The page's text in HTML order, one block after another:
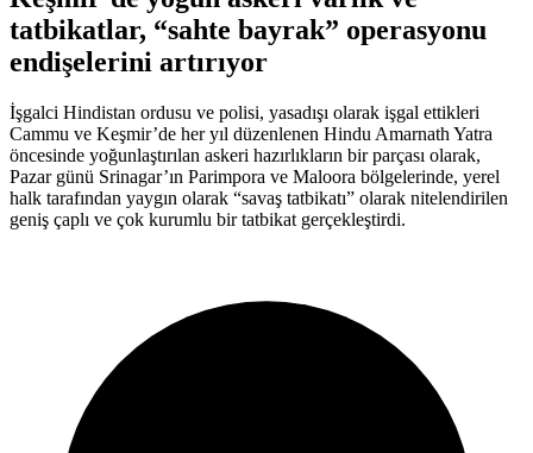
tatbikatlar, “sahte bayrak” operasyonu
endişelerini artırıyor
İşgalci Hindistan ordusu ve polisi, yasadışı olarak işgal ettikleri
Cammu ve Keşmir’de her yıl düzenlenen Hindu Amarnath Yatra
öncesinde yoğunlaştırılan askeri hazırlıkların bir parçası olarak,
Pazar günü Srinagar’ın Parimpora ve Maloora bölgelerinde, yerel
halk tarafından yaygın olarak “savaş tatbikatı” olarak nitelendirilen
geniş çaplı ve çok kurumlu bir tatbikat gerçekleştirdi.